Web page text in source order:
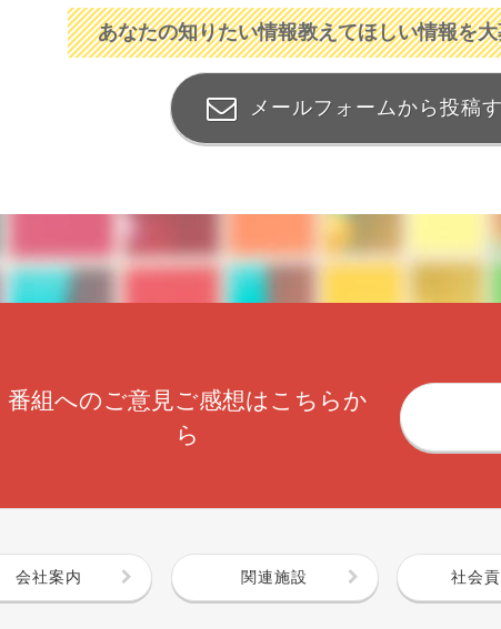
あなたの知りたい情報教えてほしい情報を
メールフォームから投稿
番組へのご意見ご感想はこちらか
ら
会社案内 関連施設 社会